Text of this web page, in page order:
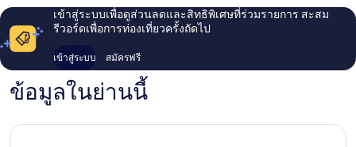
เข้าสู่ระบบเพื่อดูส่วนลดและสิทธิพิเศษที่ร่วมรายการ สะสม
รีวอร์ดเพื่อการท่องเที่ยวครั้งถัดไป
เข้าสู่ระบบ สมัครฟรี
ข้อมูลในย่านนี้